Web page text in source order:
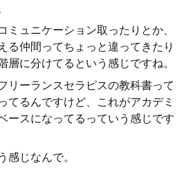
ミュニケーション取ったりとか、
る仲間ってちょっと違ってきたり
層に分けてるという感じですね。
リーランスセラピスの教科書って
てるんですけど、これがアカデミ
ースになってるっていう感じです
感じなんで。